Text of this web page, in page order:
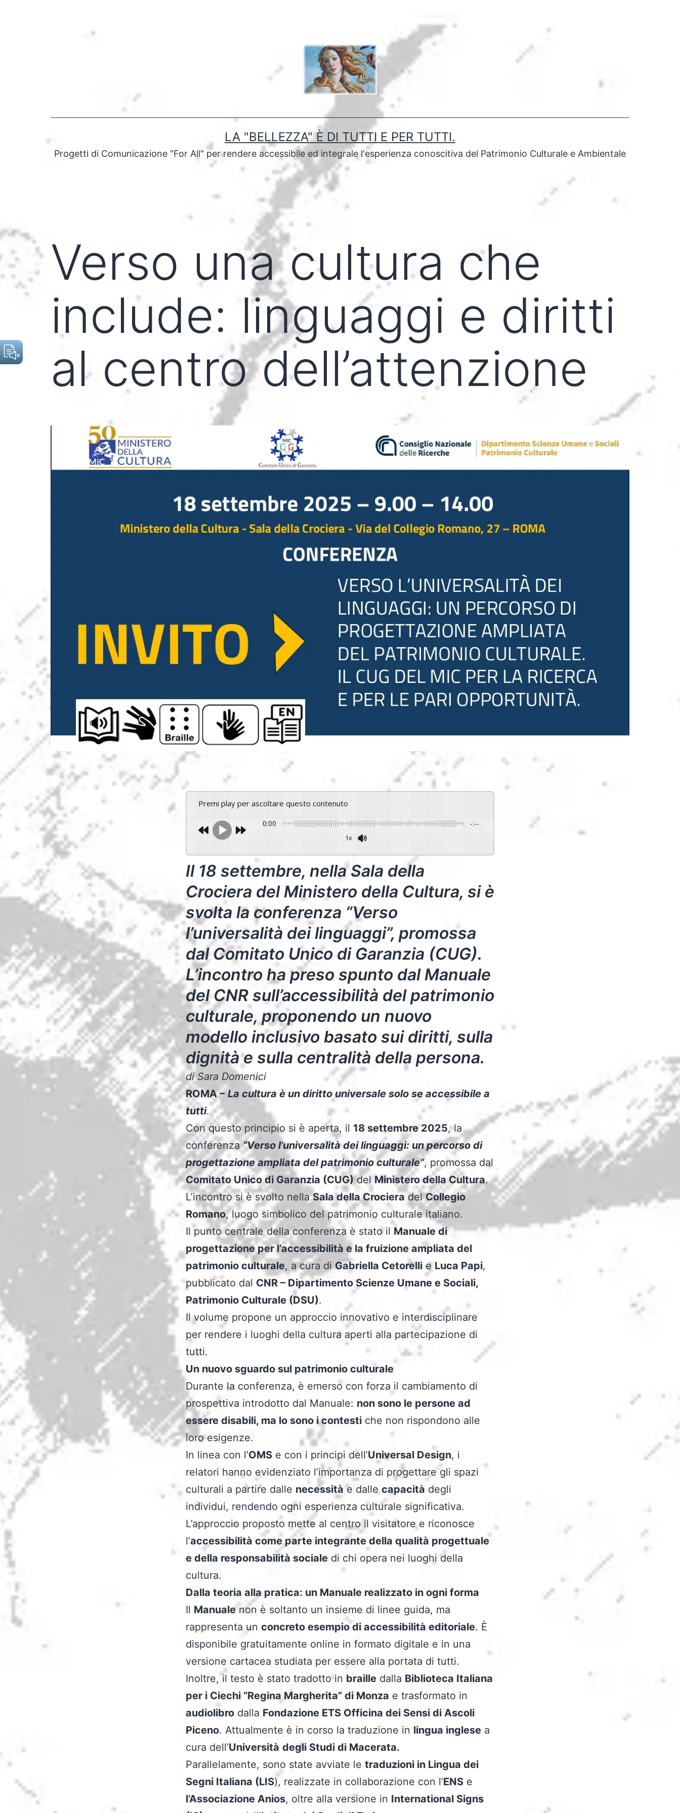
LA "BELLEZZA" È DI TUTTI E PER TUTTI.
Progetti di Comunicazione "For All" per rendere accessibile ed integrale l'esperienza conoscitiva del Patrimonio Culturale e Ambientale
Verso una cultura che
include: linguaggi e diritti
al centro dell’attenzione
Premi play per ascoltare questo contenuto
0:00 -:--
1x
Il 18 settembre, nella Sala della
Crociera del Ministero della Cultura, si è
svolta la conferenza “Verso
l’universalità dei linguaggi”, promossa
dal Comitato Unico di Garanzia (CUG).
L’incontro ha preso spunto dal Manuale
del CNR sull’accessibilità del patrimonio
culturale, proponendo un nuovo
modello inclusivo basato sui diritti, sulla
dignità e sulla centralità della persona.
di Sara Domenici
ROMA – La cultura è un diritto universale solo se accessibile a
tutti.
Con questo principio si è aperta, il 18 settembre 2025, la
conferenza“Verso l’universalità dei linguaggi: un percorso di
progettazione ampliata del patrimonio culturale”, promossa dal
Comitato Unico di Garanzia (CUG) del Ministero della Cultura.
L’incontro si è svolto nellaSala della CrocieradelCollegio
Romano, luogo simbolico del patrimonio culturale italiano.
Il punto centrale della conferenza è stato il Manuale di
progettazione per l’accessibilità e la fruizione ampliata del
patrimonio culturale, a cura di Gabriella Cetorelli e Luca Papi,
pubblicato dal CNR – Dipartimento Scienze Umane e Sociali,
Patrimonio Culturale (DSU).
Il volume propone un approccio innovativo e interdisciplinare
per rendere i luoghi della cultura aperti alla partecipazione di
tutti.
Un nuovo sguardo sul patrimonio culturale
Durante la conferenza, è emerso con forza il cambiamento di
prospettiva introdotto dal Manuale: non sono le persone ad
essere disabili, ma lo sono i contesti che non rispondono alle
loro esigenze.
In linea con l’OMS e con i principi dell’Universal Design, i
relatori hanno evidenziato l’importanza di progettare gli spazi
culturali a partire dalle necessitàe dalle capacità degli
individui, rendendo ogni esperienza culturale significativa.
L’approccio proposto mette al centro il visitatore e riconosce
l’accessibilità come parte integrante della qualità progettuale
e della responsabilità sociale di chi opera nei luoghi della
cultura.
Dalla teoria alla pratica: un Manuale realizzato in ogni forma
Il Manualenon è soltanto un insieme di linee guida, ma
rappresenta un concreto esempio di accessibilità editoriale. È
disponibile gratuitamente online in formato digitale e in una
versione cartacea studiata per essere alla portata di tutti.
Inoltre, il testo è stato tradotto in braille dalla Biblioteca Italiana
per i Ciechi “Regina Margherita” di Monza e trasformato in
audiolibro dalla Fondazione ETS Officina dei Sensi di Ascoli
Piceno. Attualmente è in corso la traduzione in lingua inglese a
cura dell’Università degli Studi di Macerata.
Parallelamente, sono state avviate le traduzioni in Lingua dei
Segni Italiana (LIS), realizzate in collaborazione con l’ENS e
l’Associazione Anios, oltre alla versione in International Signs